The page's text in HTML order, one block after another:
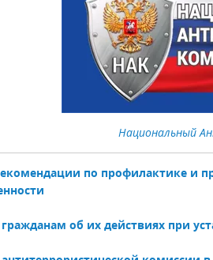
Национальный
по профилактике и
об их действиях при